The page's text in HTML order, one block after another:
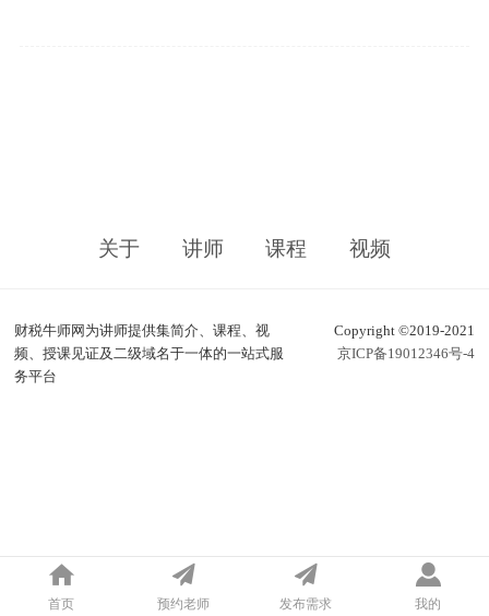
首页 预约老师 发布需求 我的
关于 讲师 课程 视频
财税牛师网为讲师提供集简介、课程、视
频、授课见证及二级域名于一体的一站式服
务平台
Copyright ©2019-2021
京ICP备19012346号-4